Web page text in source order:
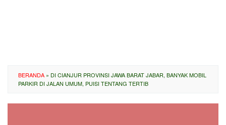
BERANDA » DI CIANJUR PROVINSI JAWA BARAT JABAR, BANYAK MOBIL
PARKIR DI JALAN UMUM, PUISI TENTANG TERTIB